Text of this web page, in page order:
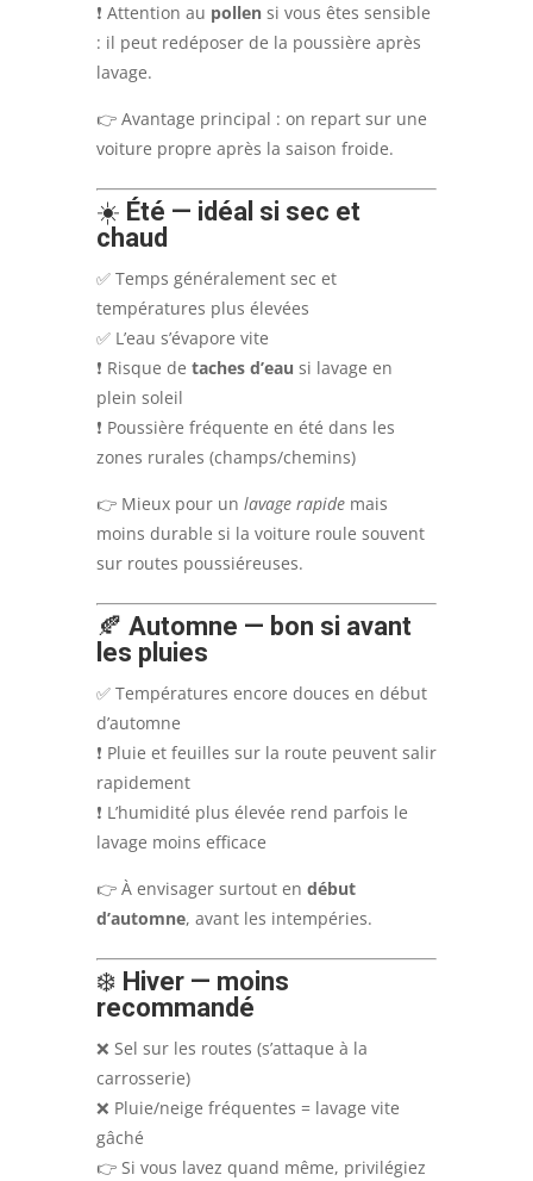
❗ Attention au pollensi vous êtes sensible
: il peut redéposer de la poussière après
lavage.
👉 Avantage principal : on repart sur une
voiture propre après la saison froide.
☀️ Été — idéal si sec et
chaud
✅ Temps généralement sec et
températures plus élevées
✅ L’eau s’évapore vite
❗ Risque de taches d’eau si lavage en
plein soleil
❗ Poussière fréquente en été dans les
zones rurales (champs/chemins)
👉 Mieux pour un lavage rapidemais
moins durable si la voiture roule souvent
sur routes poussiéreuses.
🍂 Automne — bon si avant
les pluies
✅ Températures encore douces en début
d’automne
❗ Pluie et feuilles sur la route peuvent salir
rapidement
❗ L’humidité plus élevée rend parfois le
lavage moins efficace
👉 À envisager surtout en début
d’automne, avant les intempéries.
❄️ Hiver — moins
recommandé
❌ Sel sur les routes (s’attaque à la
carrosserie)
❌ Pluie/neige fréquentes = lavage vite
gâché
👉 Si vous lavez quand même, privilégiez